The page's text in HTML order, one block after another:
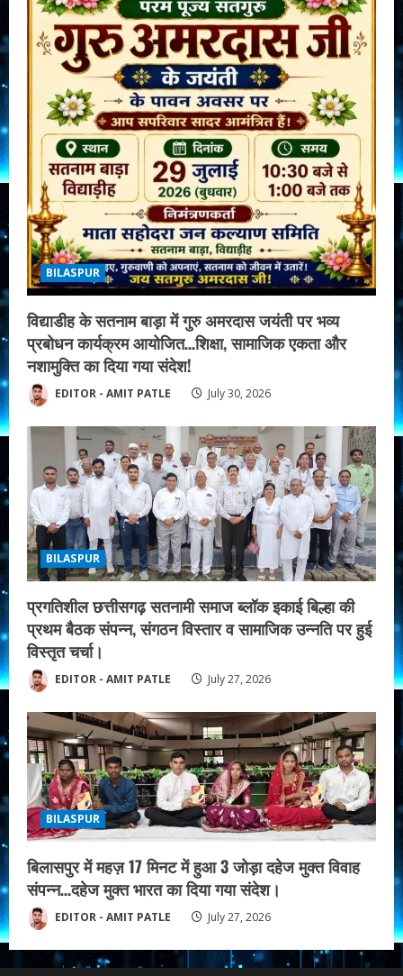
BILASPUR
विद्याडीह के सतनाम बाड़ा में गुरु अमरदास जयंती पर भव्य
प्रबोधन कार्यक्रम आयोजित…शिक्षा, सामाजिक एकता और
नशामुक्ति का दिया गया संदेश!
EDITOR - AMIT PATLE July 30, 2026
BILASPUR
प्रगतिशील छत्तीसगढ़ सतनामी समाज ब्लॉक इकाई बिल्हा की
प्रथम बैठक संपन्न, संगठन विस्तार व सामाजिक उन्नति पर हुई
विस्तृत चर्चा।
EDITOR - AMIT PATLE July 27, 2026
BILASPUR
बिलासपुर में महज़ 17 मिनट में हुआ 3 जोड़ा दहेज मुक्त विवाह
संपन्न…दहेज मुक्त भारत का दिया गया संदेश।
EDITOR - AMIT PATLE July 27, 2026